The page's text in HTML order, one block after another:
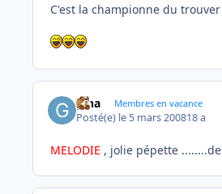
C'est la championne du
gina Membres en vacance
Posté(e) le 5 mars 200818 a
MELODIE , jolie pépette